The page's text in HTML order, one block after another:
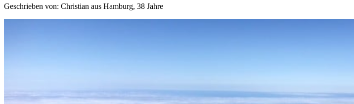
Geschrieben von: Christian aus Hamburg, 38 Jahre